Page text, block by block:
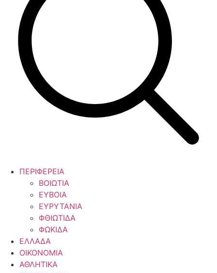
ΠΕΡΙΦΕΡΕΙΑ
ΒΟΙΩΤΙΑ
ΕΥΒΟΙΑ
ΕΥΡΥΤΑΝΙΑ
ΦΘΙΩΤΙΔΑ
ΦΩΚΙΔΑ
ΕΛΛΑΔΑ
ΟΙΚΟΝΟΜΙΑ
ΑΘΛΗΤΙΚΑ